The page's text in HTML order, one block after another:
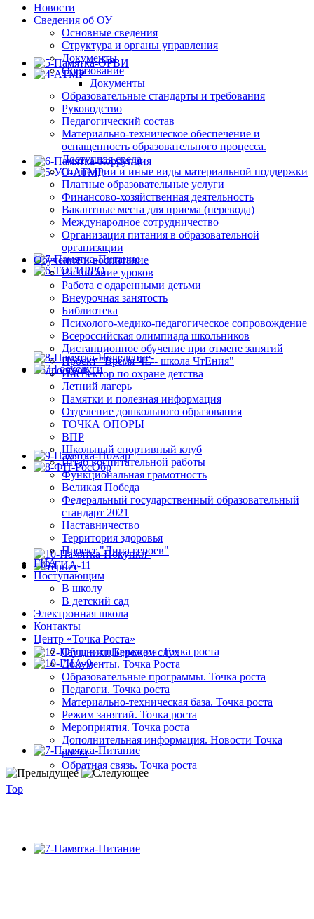
Новости
Сведения об ОУ
Основные сведения
Структура и органы управления
Документы
Образование
Документы
Образовательные стандарты и требования
Руководство
Педагогический состав
Материально-техническое обеспечение и
оснащенность образовательного процесса.
Доступная среда
Стипендии и иные виды материальной поддержки
Платные образовательные услуги
Финансово-хозяйственная деятельность
Вакантные места для приема (перевода)
Международное сотрудничество
Организация питания в образовательной
организации
Обучение и воспитание
Расписание уроков
Работа с одаренными детьми
Внеурочная занятость
Библиотека
Психолого-медико-педагогическое сопровождение
Всероссийская олимпиада школьников
Дистанционное обучение при отмене занятий
Проект "Время ЧЕ - школа ЧтЕния"
Инспектор по охране детства
Летний лагерь
Памятки и полезная информация
Отделение дошкольного образования
ТОЧКА ОПОРЫ
ВПР
Школьный спортивный клуб
Штаб воспитательной работы
Функциональная грамотность
Великая Победа
Федеральный государственный образовательный
стандарт 2021
Наставничество
Территория здоровья
Проект "Лица героев"
ГИА
Поступающим
В школу
В детский сад
Электронная школа
Контакты
Центр «Точка Роста»
Общая информация. Точка роста
Документы. Точка Роста
Образовательные программы. Точка роста
Педагоги. Точка роста
Материально-техническая база. Точка роста
Режим занятий. Точка роста
Мероприятия. Точка роста
Дополнительная информация. Новости Точка
роста
Обратная связь. Точка роста
Top